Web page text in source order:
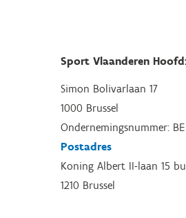
Sport Vlaanderen
Simon Bolivarlaan 17
1000 Brussel
Ondernemingsnummer: BE
Postadres
Koning Albert II-laan 15
1210 Brussel